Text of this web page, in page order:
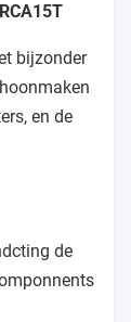
bijzonder
en de
de